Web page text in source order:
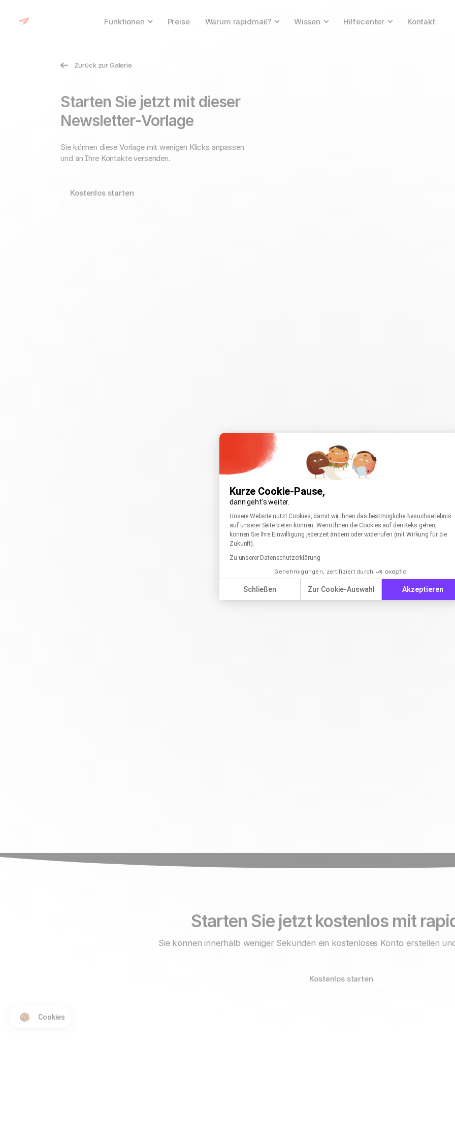
Kurze Cookie-Pause,
dann geht's weiter.
Einwilligungsmanagementplattform: Passen Sie
Unsere Website nutzt Cookies, damit wir Ihnen das bestmögliche Besuchserlebnis
auf unserer Seite bieten können. Wenn Ihnen die Cookies auf den Keks gehen,
können Sie Ihre Einwilligung jederzeit ändern oder widerrufen (mit Wirkung für die
Zukunft).
Zu unserer Datenschutzerklärung
Genehmigungen, zertifiziert durch
Schließen Zur Cookie-Auswahl Akzeptieren
Axeptio consent
Cookies
Funktionen Preise Warum rapidmail? Wissen Hilfecenter Kontakt
Zurück zur Galerie
Starten Sie jetzt mit dieser
Newsletter-Vorlage
Sie können diese Vorlage mit wenigen Klicks anpassen
und an Ihre Kontakte versenden.
Kostenlos starten
Starten Sie jetzt kostenlos mit
Sie können innerhalb weniger Sekunden ein kostenloses Konto erstellen
Kostenlos starten